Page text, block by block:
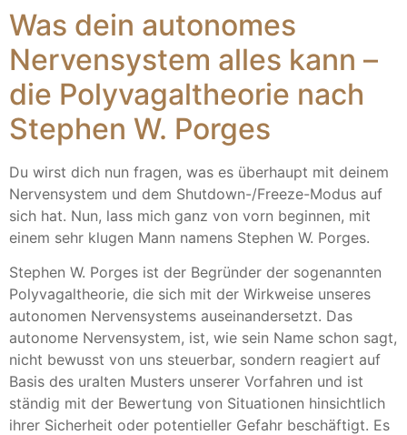
Was dein autonomes
Nervensystem alles kann –
die Polyvagaltheorie nach
Stephen W. Porges
Du wirst dich nun fragen, was es überhaupt mit deinem
Nervensystem und dem Shutdown-/Freeze-Modus auf
sich hat. Nun, lass mich ganz von vorn beginnen, mit
einem sehr klugen Mann namens Stephen W. Porges.
Stephen W. Porges ist der Begründer der sogenannten
Polyvagaltheorie, die sich mit der Wirkweise unseres
autonomen Nervensystems auseinandersetzt. Das
autonome Nervensystem, ist, wie sein Name schon sagt,
nicht bewusst von uns steuerbar, sondern reagiert auf
Basis des uralten Musters unserer Vorfahren und ist
ständig mit der Bewertung von Situationen hinsichtlich
ihrer Sicherheit oder potentieller Gefahr beschäftigt. Es